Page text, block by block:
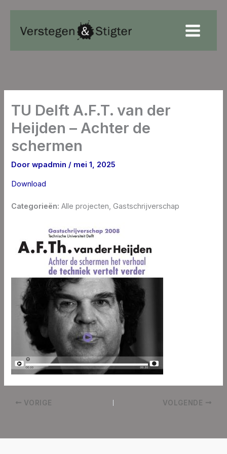
TU Delft A.F.T. van der
Heijden – Achter de
schermen
Doorwpadmin / mei 1, 2025
Download
Categorieën:Alle projecten, Gastschrijverschap
VORIGE VOLGENDE